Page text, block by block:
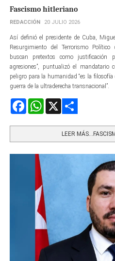
Fascismo hitleriano
REDACCIÓN 20 JULIO 2026
Así definió el presidente de Cuba,
Resurgimiento del Terrorismo Político
buscan pretextos como justificación
agresiones”, puntualizó el mandatario
peligro para la humanidad “es la
guerra de la ultraderecha transnacional”.
FacebookWhatsApp
LEER